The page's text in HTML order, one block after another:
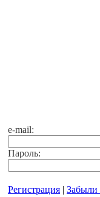
e-mail:
Пароль:
Регистрация | Забыли